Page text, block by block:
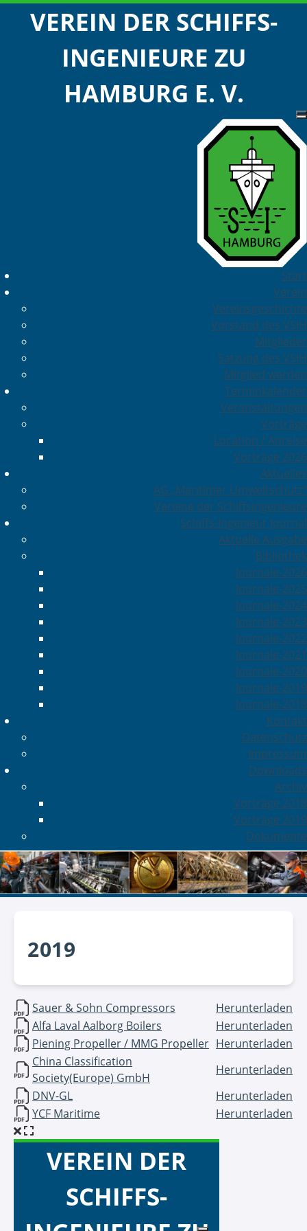
VEREIN DER SCHIFFS-
INGENIEURE ZU
HAMBURG E. V.
Start
Verein
Vereinsgeschichte
Vorstand des VSIH
Mitglieder
Satzung des VSIH
Mitglied werden
Terminkalender
Veranstaltungen
Vorträge
Location / Anreise
Vorträge 2026
Aktuelles
AG „Maritimer Umweltschutz“
Vereine der Schiffsingenieure
Schiffs-Ingenieur Journal
Aktuelle Ausgabe
Bibliothek
Journale-2026
Journale-2025
Journale-2024
Journale-2023
Journale-2022
Journale-2021
Journale-2020
Journale-2019
Journale-2018
Kontakt
Datenschutz
Impressum
Downloads
Archiv
Vorträge 2018
Vorträge 2019
Dokumente
2019
Titel
Herunterladen
Sauer & Sohn Compressors
Herunterladen
Alfa Laval Aalborg Boilers
Herunterladen
Piening Propeller / MMG Propeller Herunterladen
China Classification
Society(Europe) GmbH
Herunterladen
DNV-GL
Herunterladen
YCF Maritime
Herunterladen